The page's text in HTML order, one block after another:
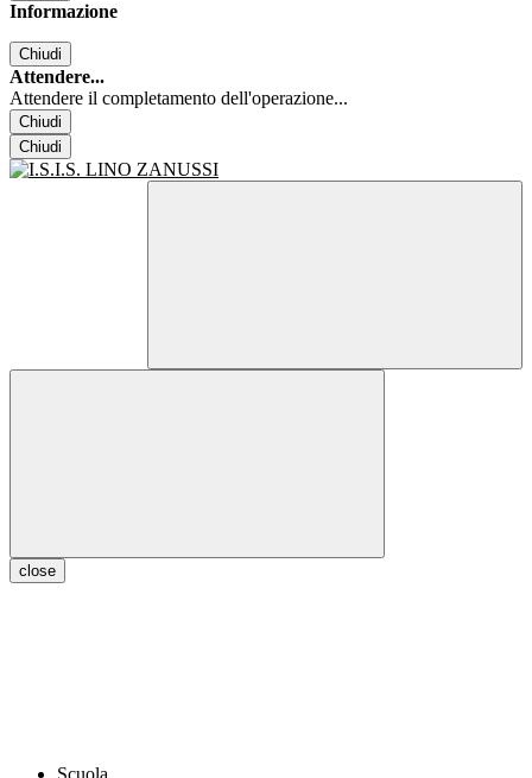
Informazione
Chiudi
Attendere...
Attendere il completamento dell'operazione...
Chiudi
Chiudi
close